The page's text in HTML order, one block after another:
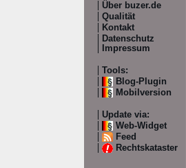
Über buzer.de
Qualität
Kontakt
Datenschutz
Impressum
Tools:
Blog-Plugin
Mobilversion
Update via:
Web-Widget
Feed
Rechtskataster